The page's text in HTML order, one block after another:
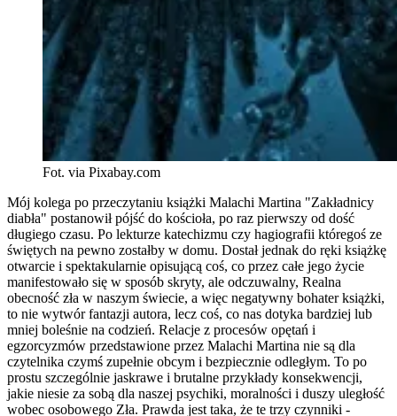
Fot. via Pixabay.com
Mój kolega po przeczytaniu książki Malachi Martina "Zakładnicy
diabła" postanowił pójść do kościoła, po raz pierwszy od dość
długiego czasu. Po lekturze katechizmu czy hagiografii któregoś ze
świętych na pewno zostałby w domu. Dostał jednak do ręki książkę
otwarcie i spektakularnie opisującą coś, co przez całe jego życie
manifestowało się w sposób skryty, ale odczuwalny, Realna
obecność zła w naszym świecie, a więc negatywny bohater książki,
to nie wytwór fantazji autora, lecz coś, co nas dotyka bardziej lub
mniej boleśnie na codzień. Relacje z procesów opętań i
egzorcyzmów przedstawione przez Malachi Martina nie są dla
czytelnika czymś zupełnie obcym i bezpiecznie odległym. To po
prostu szczególnie jaskrawe i brutalne przykłady konsekwencji,
jakie niesie za sobą dla naszej psychiki, moralności i duszy uległość
wobec osobowego Zła. Prawda jest taka, że te trzy czynniki -